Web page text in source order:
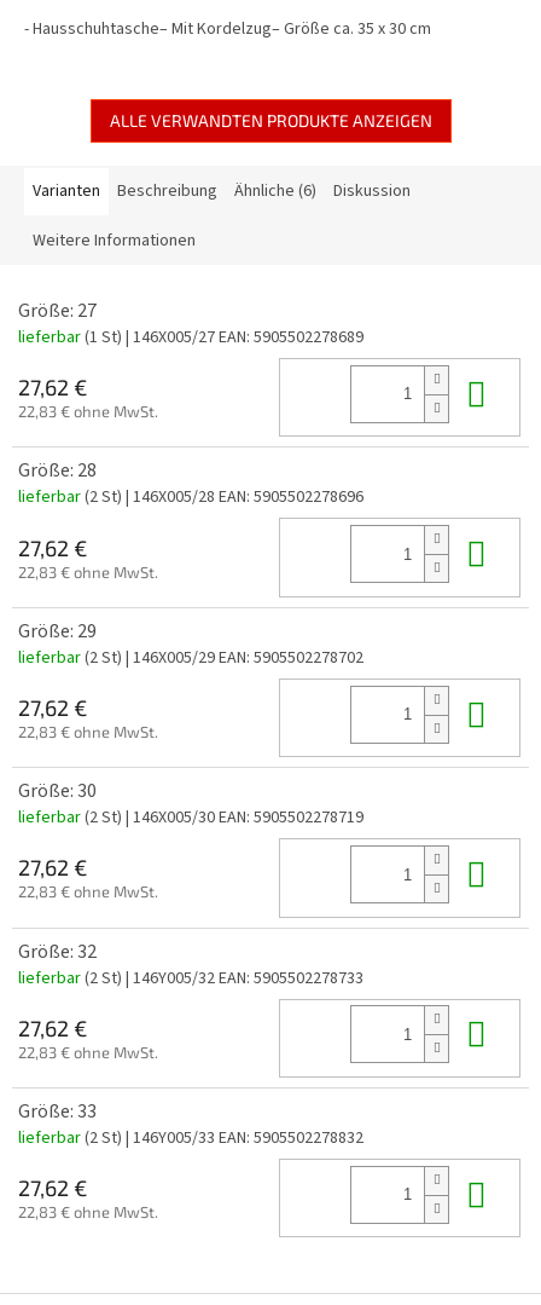
- Hausschuhtasche– Mit Kordelzug– Größe ca. 35 x 30 cm
ALLE VERWANDTEN PRODUKTE ANZEIGEN
Varianten Beschreibung Ähnliche (6) Diskussion
Weitere Informationen
Größe: 27
lieferbar(1 St) | 146X005/27EAN: 5905502278689
27,62 €
22,83 € ohne MwSt.
Größe: 28
lieferbar(2 St) | 146X005/28 EAN: 5905502278696
27,62 €
22,83 € ohne MwSt.
Größe: 29
lieferbar(2 St) | 146X005/29EAN: 5905502278702
27,62 €
22,83 € ohne MwSt.
Größe: 30
lieferbar(2 St) | 146X005/30EAN: 5905502278719
27,62 €
22,83 € ohne MwSt.
Größe: 32
lieferbar(2 St) | 146Y005/32EAN: 5905502278733
27,62 €
22,83 € ohne MwSt.
Größe: 33
lieferbar(2 St) | 146Y005/33 EAN: 5905502278832
27,62 €
22,83 € ohne MwSt.